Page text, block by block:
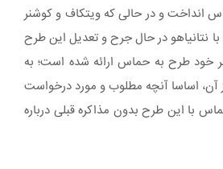
انداخت و در حالی که ویتکاف و کوشنر
با نتانیاهو در حال جرح و تعدیل این طرح
خود طرح به حماس ارائه شده است؛ به
آن، اساسا آنچه مطلوب و مورد درخواست
با این طرح بدون مذاکره قبلی درباره